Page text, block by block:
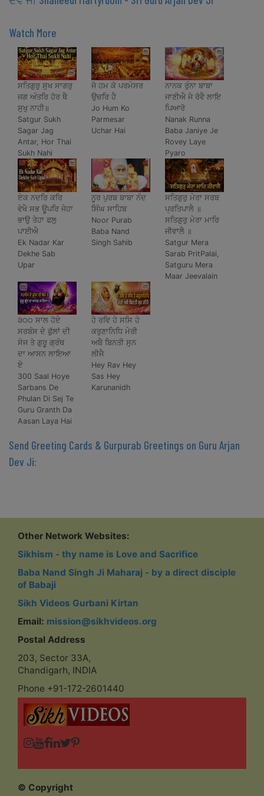
Watch More
ਸਤਿਗੁਰੁ ਸੁਖ ਸਾਗਰੁ
ਜਗ ਅੰਤਰਿ ਹੋਰ ਥੈ
ਸੁਖੁ ਨਾਹੀ॥
Satgur Sukh
Sagar Jag
Antar, Hor Thai
Sukh Nahi
ਜੋ ਹਮ ਕੋ ਪਰਮੇਸਰ
ਉਚਰਿ ਹੈ
Jo Hum Ko
Parmesar
Uchar Hai
ਨਾਨਕ ਰੁੰਨਾ ਬਾਬਾ
ਜਾਣੀਐ ਜੇ ਰੋਵੈ ਲਾਇ
ਪਿਆਰੋ
Nanak Runna
Baba Janiye Je
Rovey Laye
Pyaro
ਏਕ ਨਦਰਿ ਕਰਿ
ਵੇਖੈ ਸਭ ਊਪਰਿ ਜੇਹਾ
ਭਾਉ ਤੇਹਾ ਫਲੁ
ਪਾਈਐ
Ek Nadar Kar
Dekhe Sab
Upar
ਨੂਰ ਪੁਰਬ ਬਾਬਾ ਨੰਦ
ਸਿੰਘ ਸਾਹਿਬ
Noor Purab
Baba Nand
Singh Sahib
ਸਤਿਗੁਰੁ ਮੇਰਾ ਸਰਬ
ਪ੍ਰਤਿਪਾਲੈ ॥
ਸਤਿਗੁਰੁ ਮੇਰਾ ਮਾਰਿ
ਜੀਵਾਲੈ ॥
Satgur Mera
Sarab PritPalai,
Satguru Mera
Maar Jeevalain
੩੦੦ ਸਾਲ ਹੋਏ
ਸਰਬੰਸ ਦੇ ਫੁੱਲਾਂ ਦੀ
ਸੇਜ ਤੇ ਗੁਰੂ ਗ੍ਰੰਥ
ਦਾ ਆਸਨ ਲਾਇਆ
ਏ
300 Saal Hoye
Sarbans De
Phulan Di Sej Te
Guru Granth Da
Aasan Laya Hai
ਹੇ ਰਵਿ ਹੇ ਸਸਿ ਹੇ
ਕਰੁਣਾਨਿਧਿ ਮੇਰੀ
ਅਬੈ ਬਿਨਤੀ ਸੁਨ
ਲੀਜੈ
Hey Rav Hey
Sas Hey
Karunanidh
Send Greeting Cards & Gurpurab Greetings on Guru Arjan
Dev Ji:
Other Network Websites:
Sikhism - thy name is Love and Sacrifice
Baba Nand Singh Ji Maharaj - by a direct disciple
of Babaji
Sikh Videos Gurbani Kirtan
Email: mission@sikhvideos.org
Postal Address
203, Sector 33A,
Chandigarh, INDIA
Phone +91-172-2601440
© Copyright